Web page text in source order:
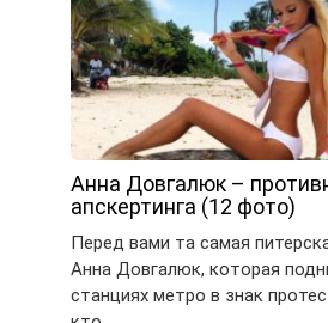
Анна Довгалюк –
апскертинга (12 фото)
Перед вами та самая
Анна Довгалюк, которая
станциях метро в знак